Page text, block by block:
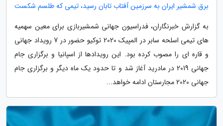
برق شمشیر ایران به سرزمین آفتاب تابان رسید، تیمی که طلسم شکست
به گزارش خبرنگاران، فدراسیون جهانی شمشیربازی برای معین سهمیه
های تیمی اسلحه سابر در المپیک 2020 توکیو حضور در 7 رویداد جهانی
و قاره ای را مصوب کرده بود. این رویدادها از اسپانیا و برگزاری جام
جهانی 2019 در مادرید آغاز شد و تا حدود یک ماه دیگر و برگزاری جام
جهانی 2020 مجارستان ادامه خواهد...